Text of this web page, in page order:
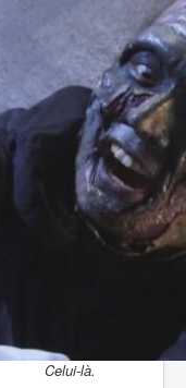
Celui-là.